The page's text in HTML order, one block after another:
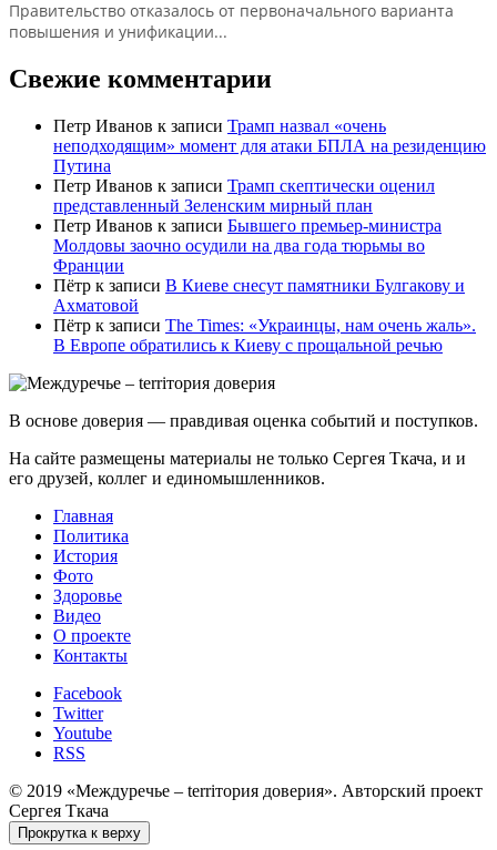
Правительство отказалось от первоначального варианта
повышения и унификации...
Свежие комментарии
Петр Иванов к записи Трамп назвал «очень
неподходящим» момент для атаки БПЛА на резиденцию
Путина
Петр Иванов к записи Трамп скептически оценил
представленный Зеленским мирный план
Петр Иванов к записи Бывшего премьер-министра
Молдовы заочно осудили на два года тюрьмы во
Франции
Пётр к записи В Киеве снесут памятники Булгакову и
Ахматовой
Пётр к записи Тhe Times: «Украинцы, нам очень жаль».
В Европе обратились к Киеву с прощальной речью
В основе доверия — правдивая оценка событий и поступков.
На сайте размещены материалы не только Сергея Ткача, и и
его друзей, коллег и единомышленников.
Главная
Политика
История
Фото
Здоровье
Видео
О проекте
Контакты
Facebook
Twitter
Youtube
RSS
© 2019 «Междуречье – terriтория доверия». Авторский проект
Сергея Ткача
Прокрутка к верху